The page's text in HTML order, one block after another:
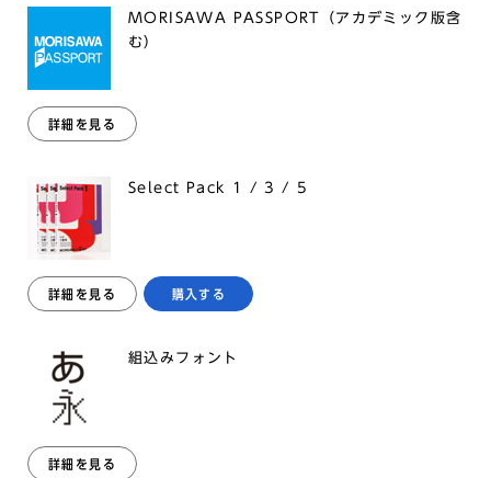
MORISAWA PASSPORT（アカデミック版含
む）
詳細を見る
Select Pack 1 / 3 / 5
詳細を見る 購入する
組込みフォント
詳細を見る